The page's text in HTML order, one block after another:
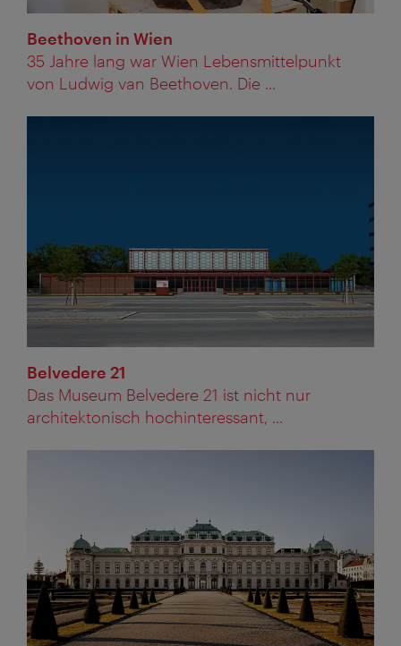
Beethoven in Wien
35 Jahre lang war Wien Lebensmittelpunkt
von Ludwig van Beethoven. Die ...
Belvedere 21
Das Museum Belvedere 21 ist nicht nur
architektonisch hochinteressant, ...